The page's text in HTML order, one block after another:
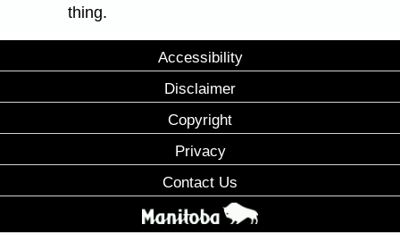
thing.
Accessibility
Disclaimer
Copyright
Privacy
Contact Us